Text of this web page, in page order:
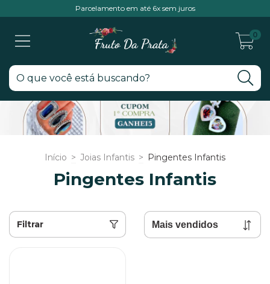
Parcelamento em até 6x sem juros
0
Início > Joias Infantis > Pingentes Infantis
Pingentes Infantis
Filtrar